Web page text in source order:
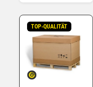
TOP-QUALITÄT